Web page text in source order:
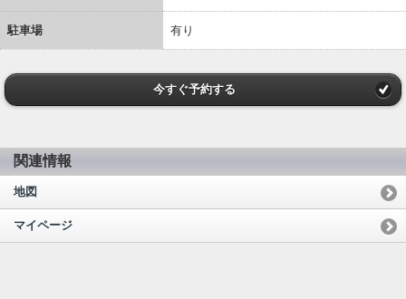
駐車場 有り
今すぐ予約する
関連情報
地図
マイページ